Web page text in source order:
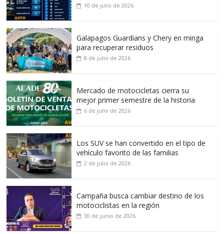
10 de julio de 2026
Galapagos Guardians y Chery en minga
para recuperar residuos
8 de julio de 2026
Mercado de motocicletas cierra su
mejor primer semestre de la historia
6 de julio de 2026
Los SUV se han convertido en el tipo de
vehículo favorito de las familias
2 de julio de 2026
Campaña busca cambiar destino de los
motociclistas en la región
30 de junio de 2026